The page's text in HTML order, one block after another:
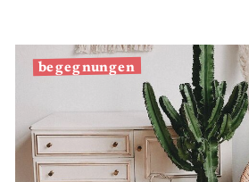
begegnungen